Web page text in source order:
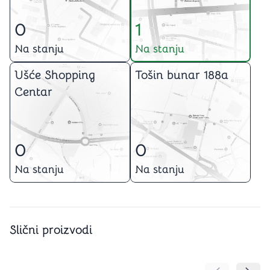
0
Na stanju
1
Na stanju
Ušće Shopping
Centar
0
Na stanju
Tošin bunar 188a
0
Na stanju
Slični proizvodi